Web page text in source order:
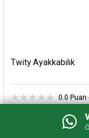
Twity Ayakkabılık
0.0 Puan
25.100,00 TL